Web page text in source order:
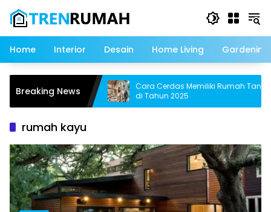
konten
Home
Interior Desain Home Living Gardening
Breaking News
Terbaik untuk
Cara Cerdas Memiliki Rumah Tanpa
di Tahun 2025
rumah kayu